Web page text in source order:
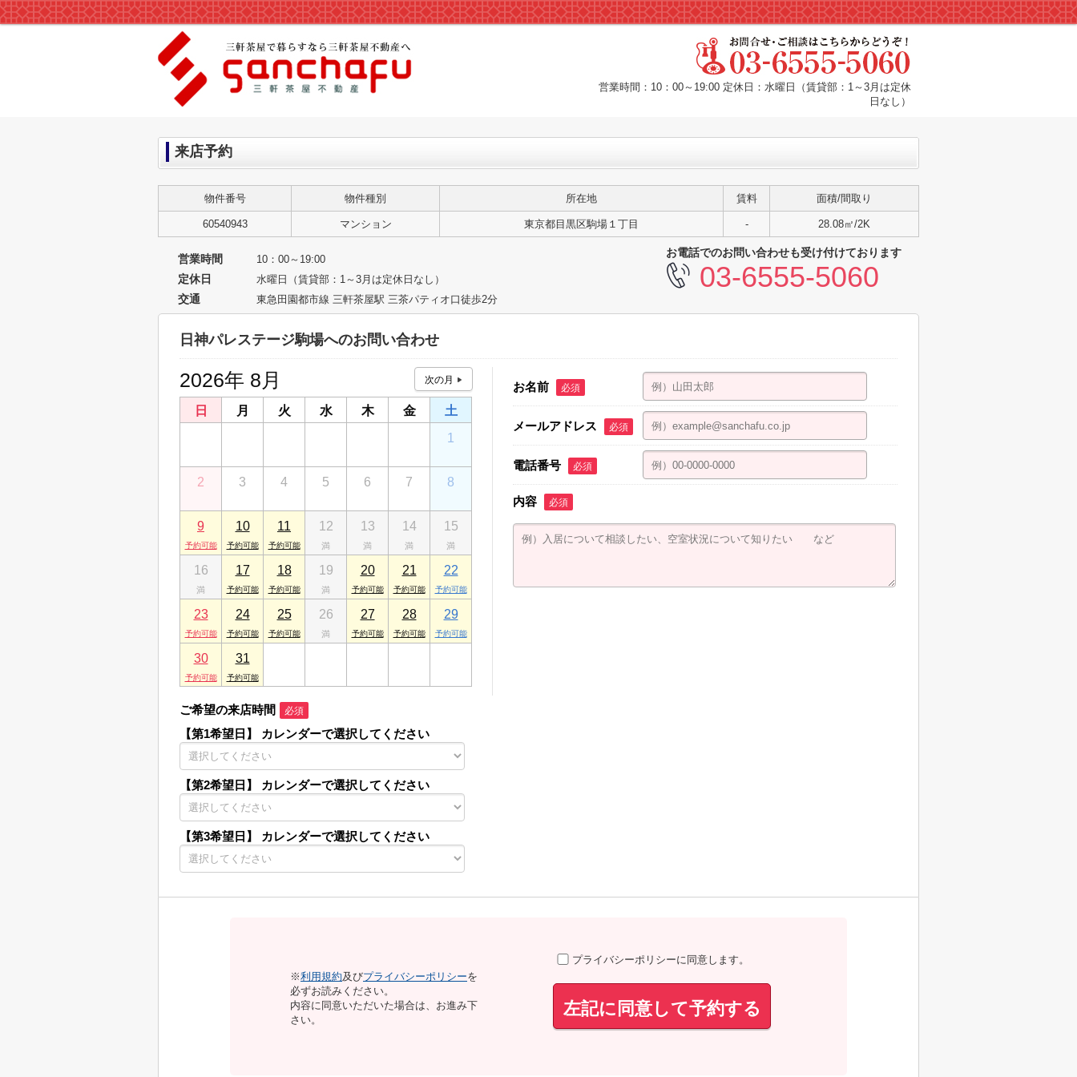
営業時間：10：00～19:00 定休日：水曜日（賃貸部：1～3月は定休
日なし）
来店予約
物件番号 物件種別 所在地 賃料 面積/間取り
60540943 マンション 東京都目黒区駒場１丁目 - 28.08㎡/2K
営業時間 10：00～19:00
定休日 水曜日（賃貸部：1～3月は定休日なし）
交通 東急田園都市線 三軒茶屋駅 三茶パティオ口徒歩2分
お電話でのお問い合わせも受け付けております
03-6555-5060
日神パレステージ駒場へのお問い合わせ
2026年 8月
日 月 火 水 木 金
土
1
2 3 4 5 6 7 8
9 10 11 12 13 14 15
16 17 18 19 20 21 22
23 24 25 26 27 28 29
30 31
ご希望の来店時間 必須
【第1希望日】 カレンダーで選択してください
【第2希望日】 カレンダーで選択してください
【第3希望日】 カレンダーで選択してください
お名前 必須
メールアドレス 必須
電話番号 必須
内容 必須
※利用規約及びプライバシーポリシーを
必ずお読みください。
内容に同意いただいた場合は、お進み下
さい。
プライバシーポリシーに同意します。
左記に同意して予約する